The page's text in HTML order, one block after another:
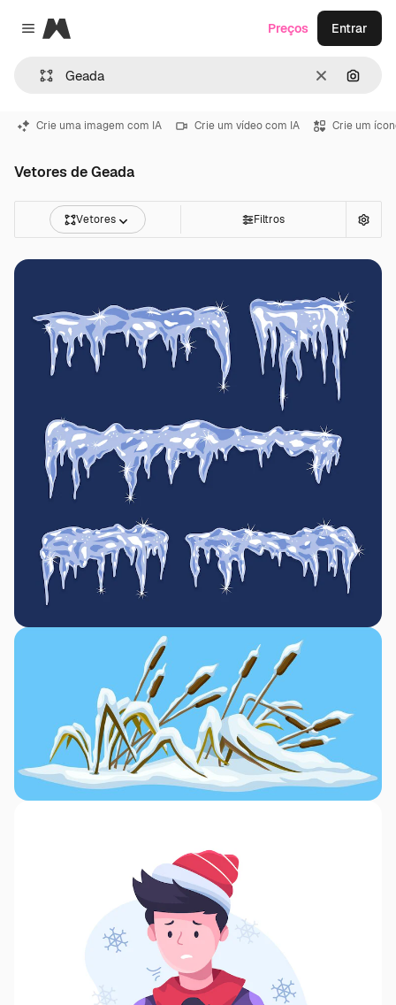
Close menu
Magnific
Limpar
Preços Entrar
Crie uma imagem com IA Crie um vídeo com IA Crie um
Vetores de Geada
Vetores Filtros